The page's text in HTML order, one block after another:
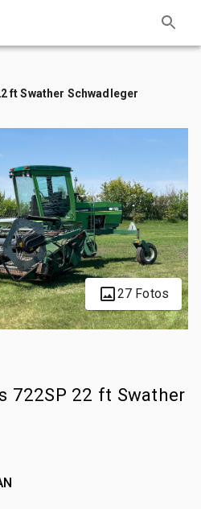
ft Swather Schwadleger
27 Fotos
722SP 22 ft Swather